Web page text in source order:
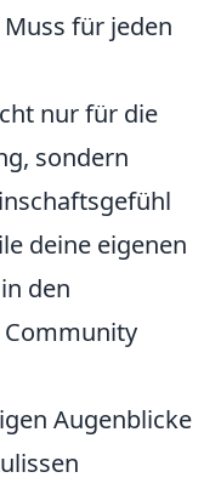
für jeden
nur für die
sondern
deine eigenen
den
Community
Augenblicke